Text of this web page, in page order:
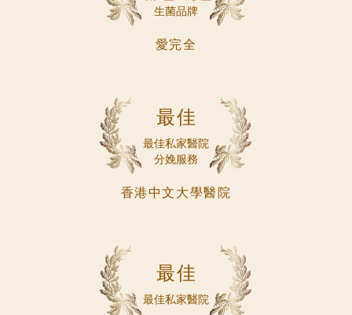
生菌品牌
愛完全
最佳
最佳私家醫院
分娩服務
香港中文大學醫院
最佳
最佳私家醫院